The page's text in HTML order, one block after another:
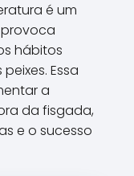
é um
hábitos
Essa
a
da fisgada,
e o sucesso